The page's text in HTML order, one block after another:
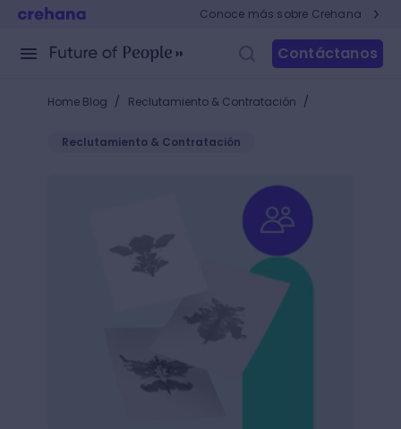
Conoce más sobre Crehana
Contáctanos
Home Blog / Reclutamiento & Contratación /
Reclutamiento & Contratación
¿Qué son las técnicas proyectivas y por qué te